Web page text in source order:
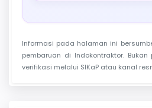
Informasi pada halaman ini
pembaruan di Indokontraktor.
verifikasi melalui SIKaP atau kanal